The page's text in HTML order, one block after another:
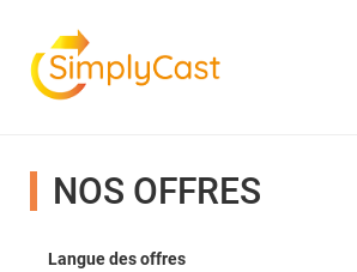
NOS OFFRES
Langue des offres